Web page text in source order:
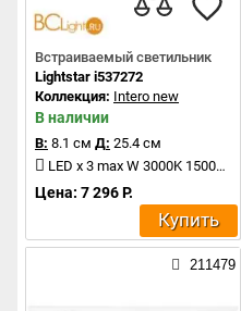
Встраиваемый светильник
Lightstar i537272
Коллекция: Intero new
В наличии
В: 8.1 см Д: 25.4 см
LED x 3 max W 3000K 1500Lm
Цена: 7 296 Р.
Купить
211479